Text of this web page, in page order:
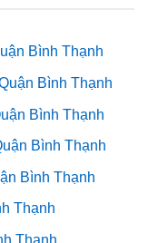
Bình Thạnh
Bình Thạnh
Bình Thạnh
Bình Thạnh
Bình Thạnh
Thạnh
Thạnh